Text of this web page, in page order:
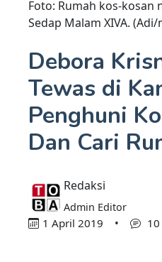
Foto: Rumah kos-kosan
Sedap Malam XIVA.
Debora
Tewas di
Penghuni
Dan Cari
Redaksi
Admin Editor
1 April 2019 •